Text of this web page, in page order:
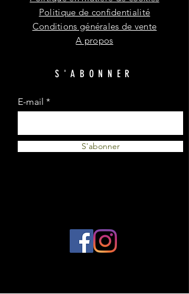
Politique de confidentialité
Conditions générales de vente
A propos
S'ABONNER
E-mail
S'abonner